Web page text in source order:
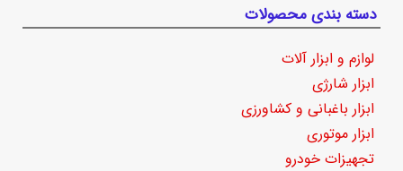
دسته بندی محصولات
لوازم و ابزار آلات
ابزار شارژی
ابزار باغبانی و کشاورزی
ابزار موتوری
تجهیزات خودرو